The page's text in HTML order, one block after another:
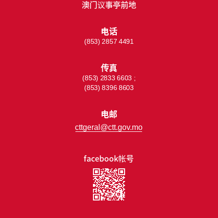
facebook帐号
澳门议事亭前地
电话
(853) 2857 4491
传真
(853) 2833 6603 ;
(853) 8396 8603
电邮
cttgeral@ctt.gov.mo